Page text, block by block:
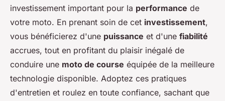
investissement important pour la performance de
votre moto. En prenant soin de cet investissement,
vous bénéficierez d'une puissance et d'une fiabilité
accrues, tout en profitant du plaisir inégalé de
conduire une moto de course équipée de la meilleure
technologie disponible. Adoptez ces pratiques
d'entretien et roulez en toute confiance, sachant que